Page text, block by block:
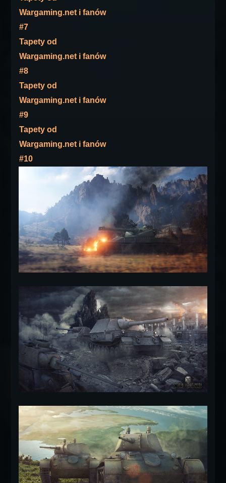
Wargaming.net i fanów
#7
Tapety od
Wargaming.net i fanów
#8
Tapety od
Wargaming.net i fanów
#9
Tapety od
Wargaming.net i fanów
#10